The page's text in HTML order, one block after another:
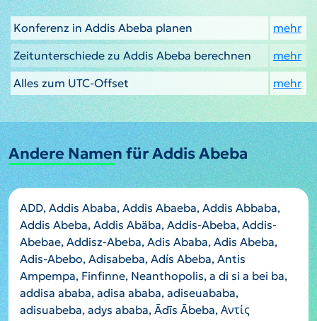
Konferenz in Addis Abeba planen
mehr
Zeitunterschiede zu Addis Abeba berechnen
mehr
Alles zum UTC-Offset
mehr
Andere Namen für Addis Abeba
ADD, Addis Ababa, Addis Abaeba, Addis Abbaba,
Addis Abeba, Addis Abäba, Addis-Abeba, Addis-
Abebae, Addisz-Abeba, Adis Ababa, Adis Abeba,
Adis-Abebo, Adisabeba, Adís Abeba, Antis
Ampempa, Finfinne, Neanthopolis, a di si a bei ba,
addisa ababa, adisa ababa, adiseuababa,
adisuabeba, adys ababa, Ādīs Ābeba, Αντίς